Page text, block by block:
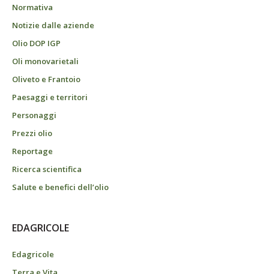
Normativa
Notizie dalle aziende
Olio DOP IGP
Oli monovarietali
Oliveto e Frantoio
Paesaggi e territori
Personaggi
Prezzi olio
Reportage
Ricerca scientifica
Salute e benefici dell’olio
EDAGRICOLE
Edagricole